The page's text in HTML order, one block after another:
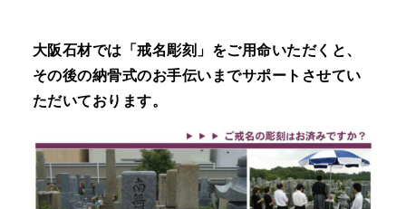
大阪石材では「戒名彫刻」をご用命いただくと、
その後の納骨式のお手伝いまでサポートさせてい
ただいております。